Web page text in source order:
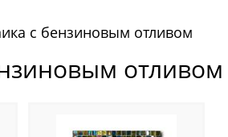
с бензиновым отливом
отливом